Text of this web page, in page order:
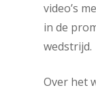
video’s
in de
wedstrijd.
Over het